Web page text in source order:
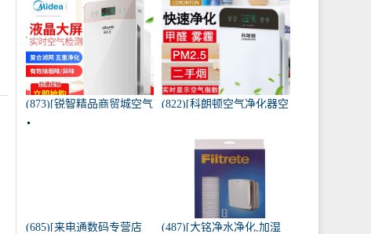
(873)[锐智精品商贸城空气
净化器]小米品质车载空气
(822)[科朗顿空气净化器空
雾月销量9件仅售168元
(685)[来电通数码专营店
(487)[大铭净水净化,加湿